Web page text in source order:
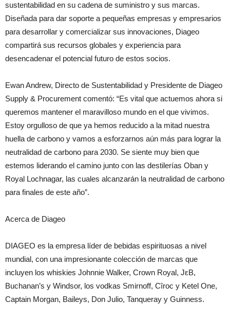
sustentabilidad en su cadena de suministro y sus marcas.
Diseñada para dar soporte a pequeñas empresas y empresarios
para desarrollar y comercializar sus innovaciones, Diageo
compartirá sus recursos globales y experiencia para
desencadenar el potencial futuro de estos socios.
Ewan Andrew, Directo de Sustentabilidad y Presidente de Diageo
Supply & Procurement comentó: “Es vital que actuemos ahora si
queremos mantener el maravilloso mundo en el que vivimos.
Estoy orgulloso de que ya hemos reducido a la mitad nuestra
huella de carbono y vamos a esforzarnos aún más para lograr la
neutralidad de carbono para 2030. Se siente muy bien que
estemos liderando el camino junto con las destilerías Oban y
Royal Lochnagar, las cuales alcanzarán la neutralidad de carbono
para finales de este año”.
Acerca de Diageo
DIAGEO es la empresa líder de bebidas espirituosas a nivel
mundial, con una impresionante colección de marcas que
incluyen los whiskies Johnnie Walker, Crown Royal, JεB,
Buchanan’s y Windsor, los vodkas Smirnoff, Cîroc y Ketel One,
Captain Morgan, Baileys, Don Julio, Tanqueray y Guinness.